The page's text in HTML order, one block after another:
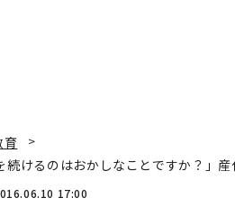
育
続けるのはおかしなことですか？」
17:00